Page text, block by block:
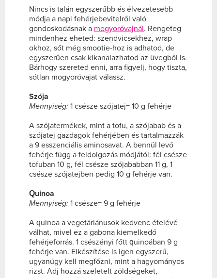
Nincs is talán egyszerűbb és élvezetesebb
módja a napi fehérjebevitelről való
gondoskodásnak a mogyoróvajnál. Rengeteg
mindenhez eheted: szendvicsekhez, wrap-
okhoz, sőt még smootie-hoz is adhatod, de
egyszerűen csak kikanalazhatod az üvegből is.
Bárhogy szereted enni, arra figyelj, hogy tiszta,
sótlan mogyoróvajat válassz.
Szója
Mennyiség: 1 csésze szójatej= 10 g fehérje
A szójatermékek, mint a tofu, a szójabab és a
szójatej gazdagok fehérjében és tartalmazzák
a 9 esszenciális aminosavat. A bennül levő
fehérje függ a feldolgozás módjától: fél csésze
tofuban 10 g, fél csésze szójababban 11 g, 1
csésze szójatejben pedig 10 g fehérje van.
Quinoa
Mennyiség: 1 csésze= 9 g fehérje
A quinoa a vegetáriánusok kedvenc ételévé
válhat, mivel ez a gabona kiemelkedő
fehérjeforrás. 1 csészényi főtt quinoában 9 g
fehérje van. Elkészítése is igen egyszerű,
ugyanúgy kell megfőzni, mint a hagyományos
rizst. Adj hozzá szeletelt zöldségeket,